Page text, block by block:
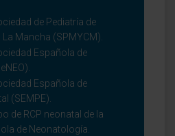
de Pediatría de
Mancha (SPMYCM).
Española de
Española de
(SEMPE).
de RCP neonatal de la
de Neonatología.